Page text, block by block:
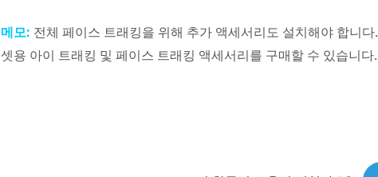
메모: 전체 페이스 트래킹을 위해 추가 액세서리도 설치해야 합니다.
셋용 아이 트래킹 및 페이스 트래킹 액세서리를 구매할 수 있습니다.